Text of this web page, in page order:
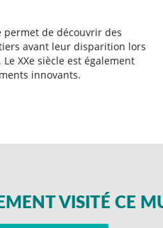
permet de découvrir des
avant leur disparition lors
XXe siècle est également
innovants.
VISITÉ CE